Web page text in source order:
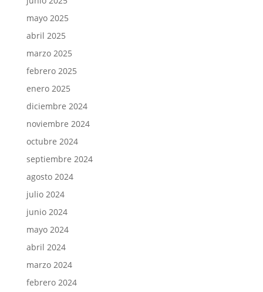
mayo 2025
abril 2025
marzo 2025
febrero 2025
enero 2025
diciembre 2024
noviembre 2024
octubre 2024
septiembre 2024
agosto 2024
julio 2024
junio 2024
mayo 2024
abril 2024
marzo 2024
febrero 2024